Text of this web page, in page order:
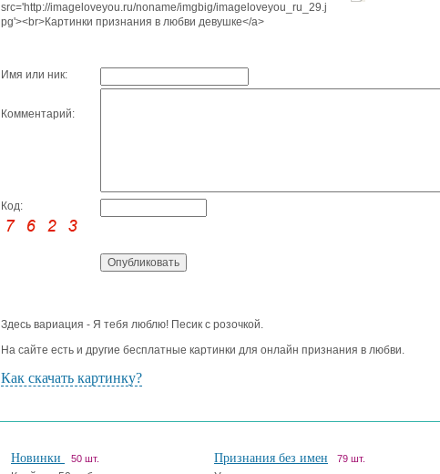
src='http://imageloveyou.ru/noname/imgbig/imageloveyou_ru_29.j
pg'><br>Картинки признания в любви девушке</a>
Имя или ник:
Комментарий:
Код:
Здесь вариация - Я тебя люблю! Песик с розочкой.
На сайте есть и другие бесплатные картинки для онлайн признания в любви.
Как скачать картинку?
Новинки 50 шт. Признания без имен 79 шт.